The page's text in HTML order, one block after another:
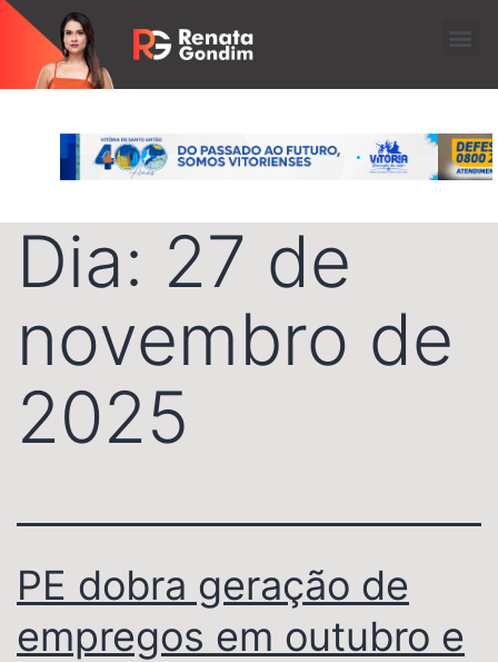
Dia: 27 de
novembro de
2025
PE dobra geração de
empregos em outubro e